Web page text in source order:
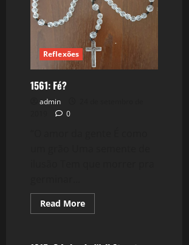
Reflexões
1561: Fé?
admin
0
Read MoreRead
more
Filmes&Músicas